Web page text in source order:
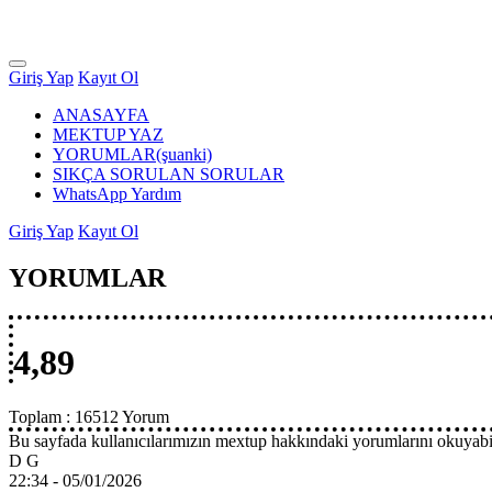
Giriş Yap Kayıt Ol
ANASAYFA
MEKTUP YAZ
YORUMLAR(şuanki)
SIKÇA SORULAN SORULAR
WhatsApp Yardım
Giriş Yap Kayıt Ol
YORUMLAR
4,89
Toplam : 16512 Yorum
Bu sayfada kullanıcılarımızın mextup hakkındaki yorumlarını
D G
22:34 - 05/01/2026